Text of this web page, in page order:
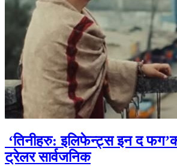
‘तिनीहरु: इलिफेन्ट्स इन द
ट्रेलर सार्वजनिक